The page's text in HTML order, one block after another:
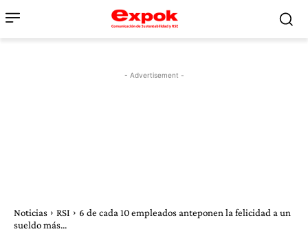
- Advertisement -
Noticias RSI
6 de cada 10 empleados anteponen la felicidad a un
sueldo más...